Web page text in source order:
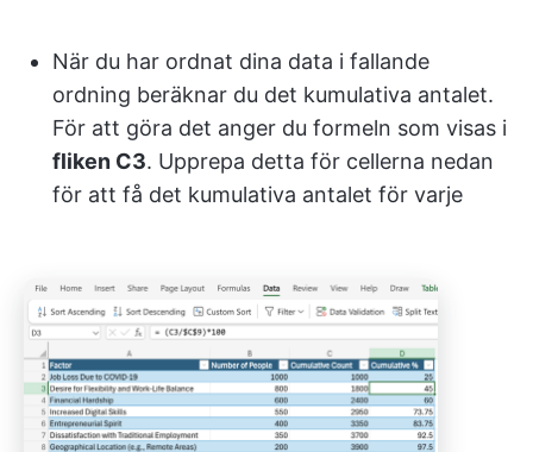
När du har ordnat dina data i fallande
ordning beräknar du det kumulativa antalet.
För att göra det anger du formeln som visas i
fliken C3. Upprepa detta för cellerna nedan
för att få det kumulativa antalet för varje